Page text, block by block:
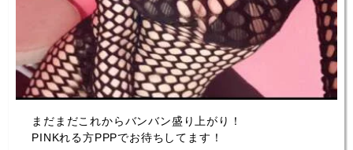
まだまだこれからバンバン盛り上がり！
PINKれる方PPPでお待ちしてます！